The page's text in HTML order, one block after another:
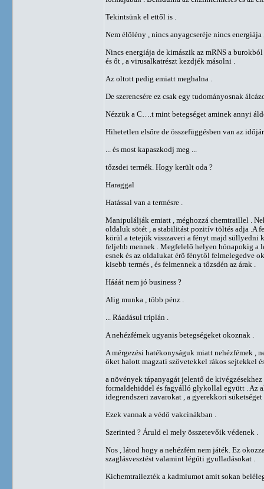
Tekintsünk el ettől is .
Nem élőlény , nincs anyagcseréje nincs
Nincs energiája de kimászik az mRNS a
és őt , a virusalkatrészt kezdjék másolni .
Az oltott pedig emiatt meghalna .
De szerencsére ez csak egy tudományosnak
Nézzük a C….t mint betegséget aminek annyi
Hihetetlen elsőre de összefüggésben van az
... és most kapaszkodj meg ...
tőzsdei termék. Hogy került oda ?
Haraggal
Hatással van a termésre .
Manipulálják emiatt , méghozzá chemtraillel .
oldaluk sötét , a stabilitást pozitív töltés adja .A
körül a tetejük visszaveri a fényt majd süllyedni
feljebb mennek . Megfelelő helyen hónapokig a
esnek és az oldalukat érő fénytől felmelegedve
kisebb termés , és felmennek a tőzsdén az árak .
Hááát nem jó business ?
Alig munka , több pénz .
... Ráadásul triplán .
A nehézfémek ugyanis betegségeket okoznak .
A mérgezési hatékonyságuk miatt nehézfémek ,
őket halott magzati szövetekkel rákos sejtekkel
a növények tápanyagát jelentő de
formaldehiddel és fagyálló glykollal együtt . Az
idegrendszeri zavarokat , a gyerekkori süketséget
Ezek vannak a védő vakcinákban .
Szerinted ? Áruld el mely összetevőik védenek .
Nos , látod hogy a nehézfém nem játék. Ez
szaglásvesztést valamint légúti gyulladásokat .
Kichemtrailezték a kadmiumot amit sokan